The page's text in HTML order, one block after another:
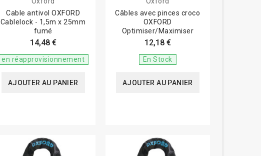
Cable antivol OXFORD
Cablelock - 1,5m x 25mm
fumé
14,48 €
en réapprovisionnement
AJOUTER AU PANIER
Câbles avec pinces croco
OXFORD
Optimiser/Maximiser
12,18 €
En Stock
AJOUTER AU PANIER